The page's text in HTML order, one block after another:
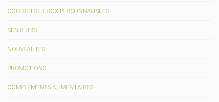
COFFRETS ET BOX PERSONNALISEES
SENTEURS
NOUVEAUTES
PROMOTIONS
COMPLEMENTS ALIMENTAIRES